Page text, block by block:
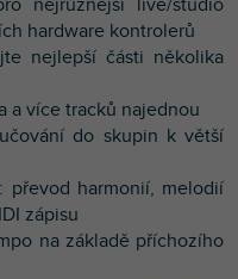
hardware kontrolerů
nejlepší části několika
a více tracků najednou
do skupin k větší
převod harmonií, melodií
zápisu
na základě příchozího